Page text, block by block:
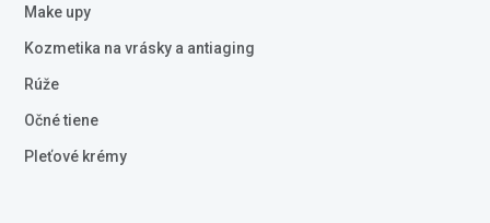
Make upy
Kozmetika na vrásky a antiaging
Rúže
Očné tiene
Pleťové krémy